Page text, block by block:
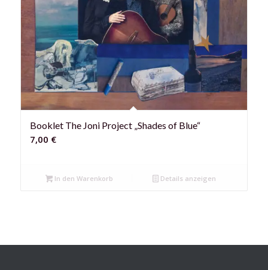
Booklet The Joni Project „Shades of Blue“
7,00 €
In den Warenkorb Details anzeigen